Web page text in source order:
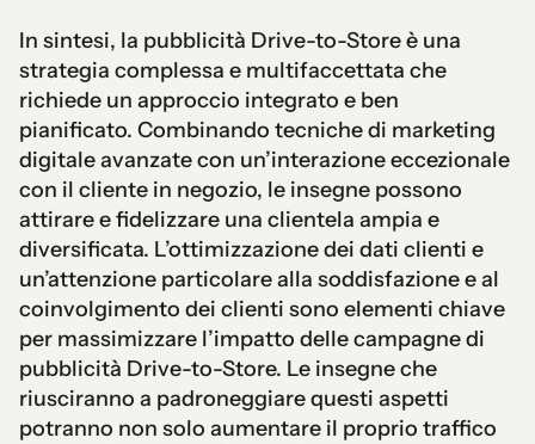
In sintesi, la pubblicità Drive-to-Store è una
strategia complessa e multifaccettata che
richiede un approccio integrato e ben
pianificato. Combinando tecniche di marketing
digitale avanzate con un’interazione eccezionale
con il cliente in negozio, le insegne possono
attirare e fidelizzare una clientela ampia e
diversificata. L’ottimizzazione dei dati clienti e
un’attenzione particolare alla soddisfazione e al
coinvolgimento dei clienti sono elementi chiave
per massimizzare l’impatto delle campagne di
pubblicità Drive-to-Store. Le insegne che
riusciranno a padroneggiare questi aspetti
potranno non solo aumentare il proprio traffico